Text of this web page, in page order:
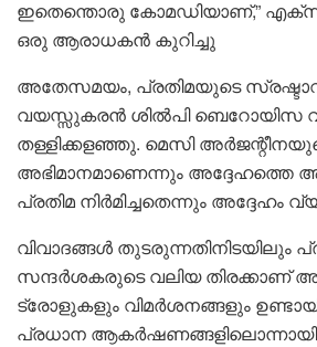
ഇതെന്തൊരു കോമഡിയാണ്,” എക്സ്
ഒരു ആരാധകൻ കുറിച്ചു
അതേസമയം, പ്രതിമയുടെ
വയസ്സുകരൻ ശിൽപി ബെറോയിസ
തള്ളിക്കളഞ്ഞു. മെസി
അഭിമാനമാണെന്നും അദ്ദേഹത്തെ
പ്രതിമ നിർമിച്ചതെന്നും അദ്ദേഹം
വിവാദങ്ങൾ തുടരുന്നതിനിടയിലും
സന്ദർശകരുടെ വലിയ തിരക്കാണ്
ട്രോളുകളും വിമർശനങ്ങളും
പ്രധാന